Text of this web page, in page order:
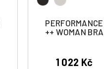
PERFORMANCE
++ WOMAN BRA
1 022 Kč